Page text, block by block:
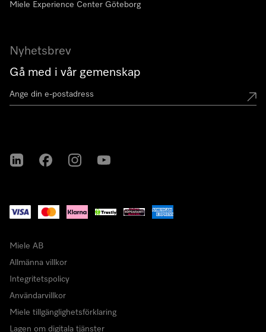
Miele Experience Center Göteborg
Nyhetsbrev
Gå med i vår gemenskap
Miele AB
Allmänna villkor
Integritetspolicy
Användarvillkor
Miele tillgänglighetsförklaring
Lagen om digitala tjänster